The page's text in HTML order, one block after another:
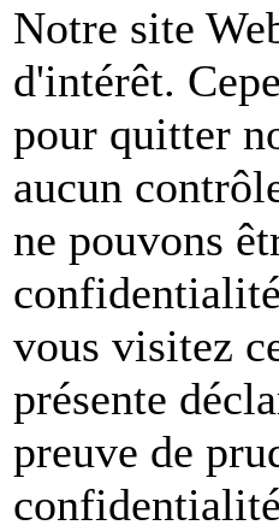
Notre site
d'intérêt.
pour quitter
aucun
ne pouvons
vous visitez
présente
preuve de